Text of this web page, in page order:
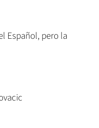
Español, pero la